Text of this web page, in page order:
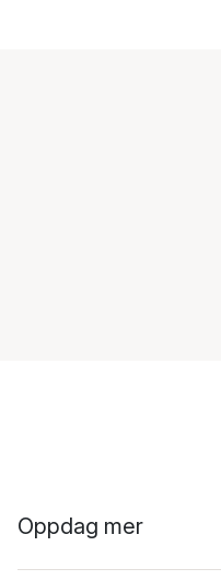
Oppdag mer